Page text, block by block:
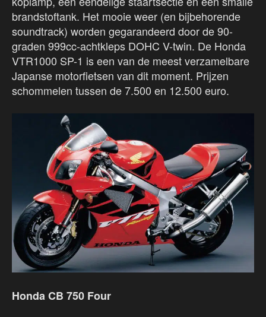
brandstoftank. Het mooie weer (en bijbehorende
soundtrack) worden gegarandeerd door de 90-
graden 999cc-achtkleps DOHC V-twin. De Honda
VTR1000 SP-1 is een van de meest verzamelbare
Japanse motorfietsen van dit moment. Prijzen
schommelen tussen de 7.500 en 12.500 euro.
Honda CB 750 Four